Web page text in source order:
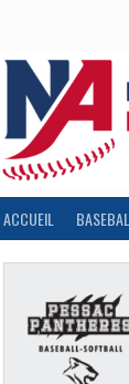
ACCUEIL